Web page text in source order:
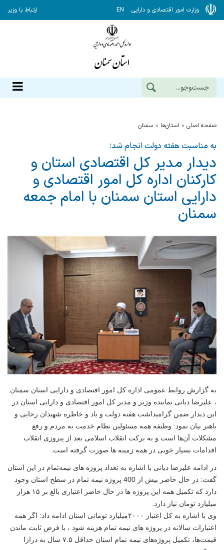
وزارت امور اقتصادی و دارایی EN ارتباط با وزیر
صفحه اصلی استان‌ها سمنان
به مناسبت هفته دولت انجام شد؛
دیدار مدیر كل اقتصادی استان و
كاركنان اداره كل امور اقتصادی و
دارایی استان سمنان با امام جمعه
سمنان
به گزارش روابط عمومی اداره کل امور اقتصادی و دارایی استان سمنان
، علیرضا دیانی نماینده وزیر و مدیر کل امور اقتصادی و دارایی استان در
این دیدار ضمن گرامیداشت هفته دولت و یاد و خاطره شهیدان رجایی و
باهنر بیان نمود: وظیفه همه مسئولین نظام خدمت به مردم و رفع
مشکلات آن‌ها است و به برکت انقلاب اسلامی بعد از پیروزی انقلاب
اقدامات بسیار خوبی در همه زمینه ها صورت گرفته است
در ادامه علیرضا دیانی با اشاره به تعداد پروژه های نیمه‌تمام در این استان
گفت: در حال حاضر بیش از 400 پروژه نیمه تمام در سطح استان وجود
دارد که تکمیل همه این پروژه ها
در حال حاضر اعتباری بالغ بر ۱۵ هزار
میلیارد تومان نیاز دارد
وی با اشاره به کل اعتبار ۲۰۰۰میلیارد تومانی استان ادامه داد: اگر همه
اعتبارات سالانه در پروژه های نیمه تمام هزینه شود ، با فرض ثابت ماندن
قیمت‌ها، تکمیل پروژه‌های نیمه تمام استان حداقل ۷.۵ سال به درازا